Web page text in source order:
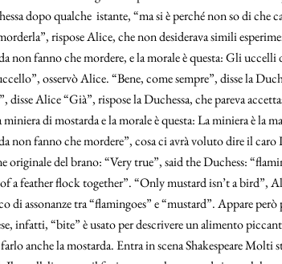
dopo qualche istante, “ma si è perché non so di
rispose Alice, che non desiderava simili
non fanno che mordere, e la morale è questa: Gli uccelli
osservò Alice. “Bene, come sempre”, disse la
disse Alice “Già”, rispose la Duchessa, che pareva
di mostarda e la morale è questa: La miniera è la
non fanno che mordere”, cosa ci avrà voluto dire il caro
originale del brano: “Very true”, said the Duchess:
a feather flock together”. “Only mustard isn’t a bird”,
di assonanze tra “flamingoes” e “mustard”. Appare
infatti, “bite” è usato per descrivere un alimento
anche la mostarda. Entra in scena Shakespeare